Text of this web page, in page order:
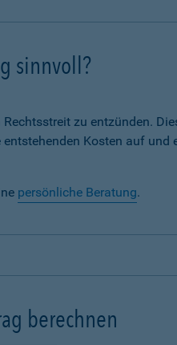
sinnvoll?
zu entzünden.
Kosten auf
persönliche Beratung.
berechnen